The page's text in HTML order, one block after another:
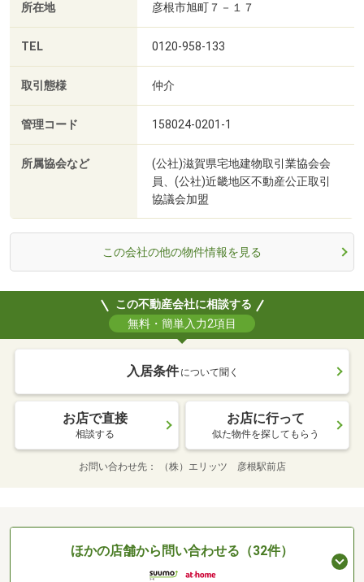
所在地 彦根市旭町７－１７
TEL 0120-958-133
取引態様 仲介
管理コード 158024-0201-1
所属協会など
(公社)滋賀県宅地建物取引業協会会
員、(公社)近畿地区不動産公正取引
協議会加盟
この会社の他の物件情報を見る
この不動産会社に相談する
無料・簡単入力2項目
入居条件 について聞く
お店で直接
相談する
お店に行って
似た物件を探してもらう
お問い合わせ先 （株）エリッツ 彦根駅前店
ほかの店舗から問い合わせる（32件）